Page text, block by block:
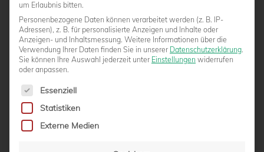
YOUNGSTARS: 6 SPIELE, 37 TREFFER, 10
um Erlaubnis bitten.
Personenbezogene Daten können verarbeitet werden (z. B. IP-
Adressen), z. B. für personalisierte Anzeigen und Inhalte oder
Anzeigen- und Inhaltsmessung. Weitere Informationen über die
Verwendung Ihrer Daten finden Sie in unserer Datenschutzerklärung.
Sie können Ihre Auswahl jederzeit unter Einstellungen widerrufen
oder anpassen.
Es folgt eine Liste der Service-Gruppen, für die eine
Essenziell
Statistiken
Externe Medien